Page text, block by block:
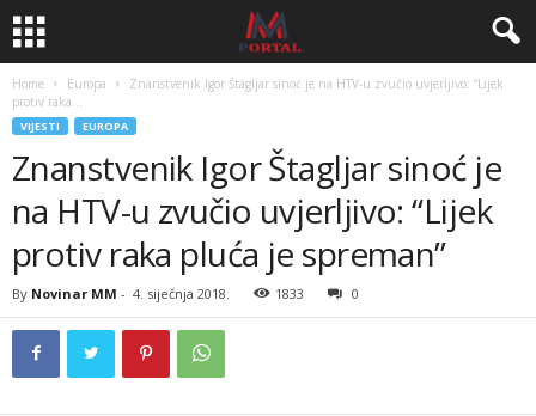
Home Europa
Znanstvenik Igor Štagljar sinoć je na HTV-u zvučio uvjerljivo: “Lijek
protiv raka...
VIJESTI EUROPA
Znanstvenik Igor Štagljar sinoć je
na HTV-u zvučio uvjerljivo: “Lijek
protiv raka pluća je spreman”
By Novinar MM - 4. siječnja 2018. 1833 0